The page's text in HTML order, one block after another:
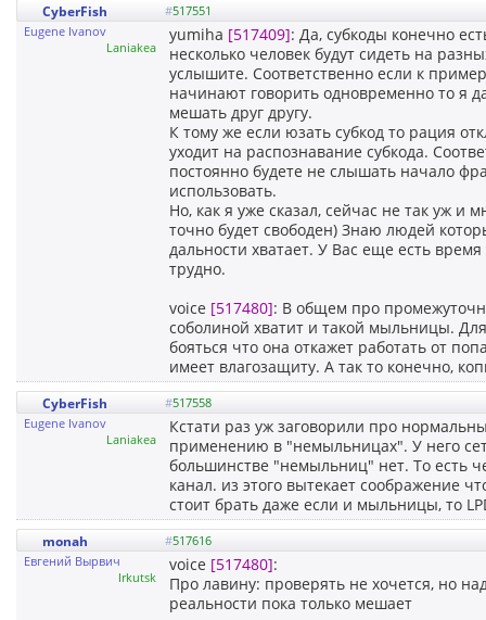
CyberFish #517551
Eugene Ivanov
Laniakea
yumiha [517409]: Да, субкоды конечно
несколько человек будут сидеть на
услышите. Соответственно если к
начинают говорить одновременно то я
мешать друг другу.
К тому же если юзать субкод то рация
уходит на распознавание субкода.
постоянно будете не слышать начало
использовать.
Но, как я уже сказал, сейчас не так уж и
точно будет свободен) Знаю людей
дальности хватает. У Вас еще есть
трудно.
voice [517480]: В общем про
соболиной хватит и такой мыльницы.
бояться что она откажет работать от
имеет влагозащиту. А так то конечно,
CyberFish #517558
Eugene Ivanov
Laniakea
Кстати раз уж заговорили про
применению в "немыльницах". У него
большинстве "немыльниц" нет. То есть
канал. из этого вытекает соображение
стоит брать даже если и мыльницы, то
monah #517616
Евгений Вырвич
Irkutsk
voice [517480]:
Про лавину: проверять не хочется, но
реальности пока только мешает